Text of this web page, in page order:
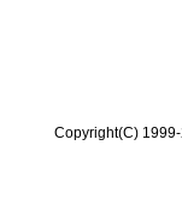
Copyright(C)